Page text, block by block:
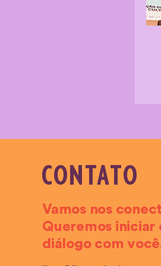
CONTATO
Vamos nos
Queremos iniciar
diálogo com